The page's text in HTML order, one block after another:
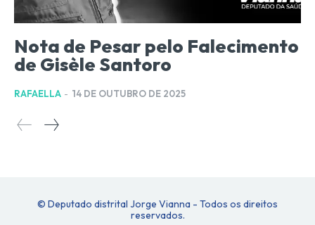
Nota de Pesar pelo Falecimento
de Gisèle Santoro
RAFAELLA - 14 DE OUTUBRO DE 2025
© Deputado distrital Jorge Vianna - Todos os direitos
reservados.